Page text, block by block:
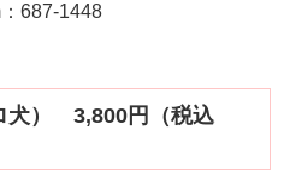
687-1448
犬） 3,800円（税込